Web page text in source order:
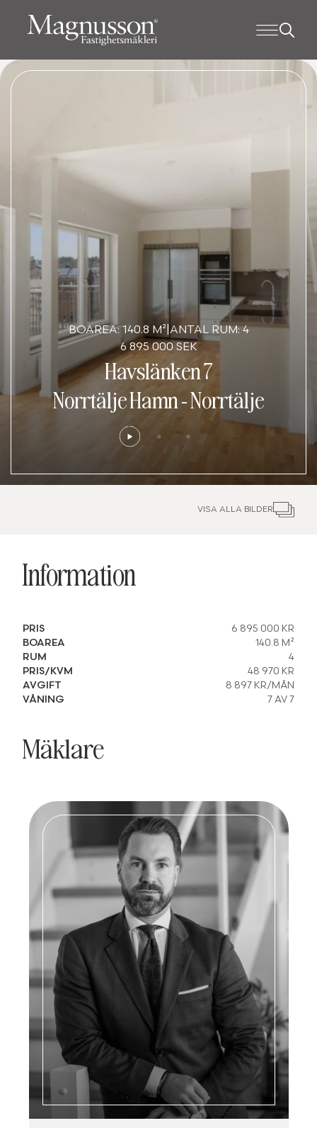
BOAREA: 140.8 M² ANTAL RUM: 4
6 895 000 SEK
Havslänken 7
Norrtälje Hamn-Norrtälje
VISA ALLA BILDER
Information
PRIS
6 895 000 KR
BOAREA
140.8 M²
RUM
4
PRIS/KVM
48 970 KR
AVGIFT
8 897 KR/MÅN
VÅNING
7 AV 7
Mäklare